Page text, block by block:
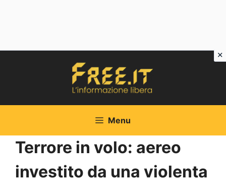
Menu
Terrore in volo: aereo
investito da una violenta